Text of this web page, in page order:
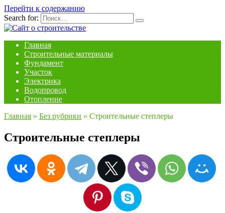
Перейти к содержанию
Search for:
Главная
Строительные материалы
Фундамент
Участок
Электрика
Водопровод
Отопление
Главная » Без рубрики » Строительные степлеры
Строительные степлеры